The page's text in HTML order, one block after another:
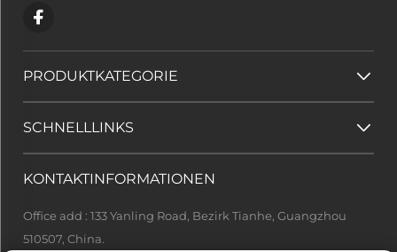
PRODUKTKATEGORIE
SCHNELLLINKS
KONTAKTINFORMATIONEN
Office add : 133 Yanling Road, Bezirk Tianhe, Guangzhou
510507, China.